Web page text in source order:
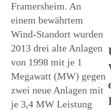
Framersheim. An
einem bewährtem
Wind-Standort wurden
2013 drei alte Anlagen
von 1998 mit je 1
Megawatt (MW) gegen
zwei neue Anlagen mit
je 3,4 MW Leistung